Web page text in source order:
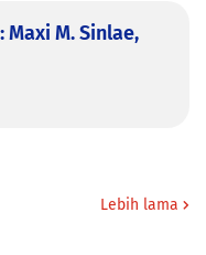
M. Sinlae,
Lebih lama